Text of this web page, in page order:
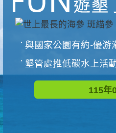
與國家公園有約-優游
墾管處推低碳水上活動
115年